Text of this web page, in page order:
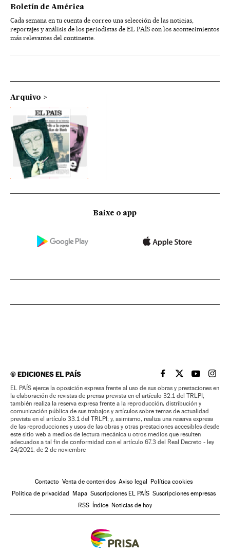
Boletín de América
Cada semana en tu cuenta de correo una selección de las noticias,
reportajes y análisis de los periodistas de EL PAÍS con los acontecimientos
más relevantes del continente.
Arquivo
Baixe o app
©EDICIONES EL PAÍS EL PAÍS BRASIL EN
EL PAÍSEL PAÍS
EL
EL PAÍS ejerce la oposición expresa frente al uso de sus obras y prestaciones en
la elaboración de revistas de prensa prevista en el artículo 32.1 del TRLPI;
también realiza la reserva expresa frente a la reproducción, distribución y
comunicación pública de sus trabajos y artículos sobre temas de actualidad
prevista en el artículo 33.1 del TRLPI; y, asimismo, realiza una reserva expresa
de las reproducciones y usos de las obras y otras prestaciones accesibles desde
este sitio web a medios de lectura mecánica u otros medios que resulten
adecuados a tal fin de conformidad con el artículo 67.3 del Real Decreto - ley
24/2021, de 2 de noviembre
Contacto Venta de contenidos Aviso legal
Política cookies
Política de privacidad
Mapa Suscripciones EL PAÍS Suscripciones empresas
RSS
Índice Noticias de hoy